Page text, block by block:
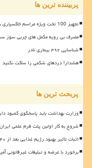
پربیننده ترین ها
تجهیز 100 تخت ویژه مراسم خاکسپاری رهبر شهید در بیمارستان صحرایی مصلی به علاوه فیلم
مصرف بی رویه مکمل های چربی سوز
شناسایی ۴۹۲ بیماری نادر
هشدار! دردهای شکمی را ساکت نکنید
پربحث ترین ها
وزارت بهداشت باید پاسخگوی کمبود
شروع به کار اولین پلت فرم علمی
اثبات تأثیر بهبود رژیم غذایی بعد از ۴۰ سالگی بر طول عمر
برخورد با عرضه و تبلیغات غیرقانونی